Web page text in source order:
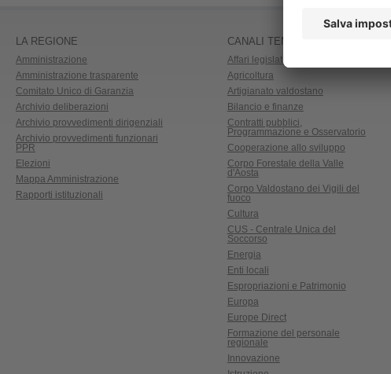
LA REGIONE
Amministrazione
Amministrazione trasparente
Comitato Unico di Garanzia
Archivio deliberazioni
Archivio provvedimenti dirigenziali
Archivio provvedimenti funzionari
PPR
Elezioni
Mappa Amministrazione
Rapporti istituzionali
CANALI TEMATICI
Affari legislativi e aiuti di Stato
Agricoltura
Artigianato valdostano
Bilancio e finanze
Contratti pubblici,
Programmazione e Osservatorio
Cooperazione allo sviluppo
Corpo Forestale della Valle
d'Aosta
Corpo Valdostano dei Vigili del
fuoco
Cultura
CUS - Centrale Unica del
Soccorso
Energia
Enti locali
Espropriazioni e Patrimonio
Europa
Europe Direct
Formazione del personale
regionale
Innovazione